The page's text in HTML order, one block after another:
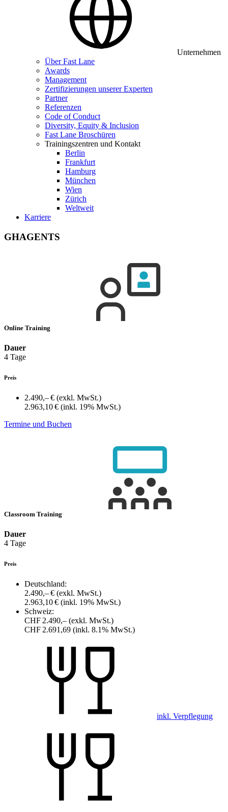
Unternehmen
Über Fast Lane
Awards
Management
Zertifizierungen unserer Experten
Partner
Referenzen
Code of Conduct
Diversity, Equity & Inclusion
Fast Lane Broschüren
Trainingszentren und Kontakt
Berlin
Frankfurt
Hamburg
München
Wien
Zürich
Weltweit
Karriere
GHAGENTS
Online Training
Dauer
4 Tage
Preis
2.490,– € (exkl. MwSt.)
2.963,10 € (inkl. 19% MwSt.)
Termine und Buchen
Classroom Training
Dauer
4 Tage
Preis
Deutschland:
2.490,– € (exkl. MwSt.)
2.963,10 € (inkl. 19% MwSt.)
Schweiz:
CHF 2.490,– (exkl. MwSt.)
CHF 2.691,69 (inkl. 8.1% MwSt.)
inkl. Verpflegung